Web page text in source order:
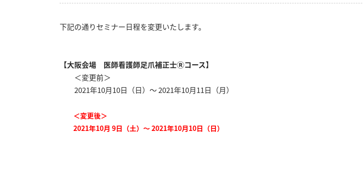
下記の通りセミナー日程を変更いたします。
【大阪会場 医師看護師足爪補正士Ⓡコース】
＜変更前＞
2021年10月10日（日）～ 2021年10月11日（月）
＜変更後＞
2021年10月 9日（土）～ 2021年10月10日（日）